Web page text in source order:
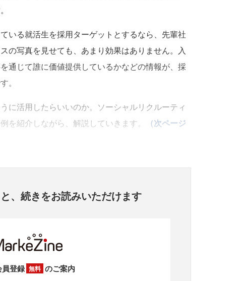
いる就活生を採用ターゲットとするなら、先輩社
の写真を見せても、あまり効果はありません。入
通じて誰に価値提供しているかなどの情報が、採
。
に活用したらいいのか。ソーシャルリクルーティ
を紹介しながら、解説していきます。
（次ページ
、続きをお読みいただけます
登録 無料 のご案内